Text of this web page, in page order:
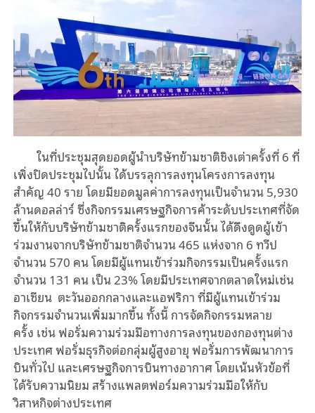
ในที่ประชุมสุดยอดผู้นำบริษัทข้ามชาติชิงเต่าครั้งที่ 6 ที่
เพิ่งปิดประชุมไปนั้น ได้บรรลุการลงทุนโครงการลงทุน
สำคัญ 40 ราย โดยมียอดมูลค่าการลงทุนเป็นจำนวน 5,930
ล้านดอลล่าร์ซึ่งกิจกรรมเศรษฐกิจการค้าระดับประเทศที่จัด
ขึ้นให้กับบริษัทข้ามชาติครั้งแรกของจีนนั้น ได้ดึงดูดผู้เข้า
ร่วมงานจากบริษัทข้ามชาติจำนวน 465 แห่งจาก 6 ทวีป
จำนวน 570 คน โดยมีผู้แทนเข้าร่วมกิจกรรมเป็นครั้งแรก
จำนวน 131 คน เป็น 23%โดยมีประเทศจากตลาดใหม่เช่น
อาเซียน ตะวันออกกลางและแอฟริกาที่มีผู้แทนเข้าร่วม
กิจกรรมจำนวนเพิ่มมากขึ้นทั้งนี้ การจัดกิจกรรมหลาย
ครั้ง เช่นฟอรั่มความร่วมมือทางการลงทุนของกองทุนต่าง
ประเทศ ฟอรั่มธุรกิจต่อกลุ่มผู้สูงอายุฟอรั่มการพัฒนาการ
บินทั่วไป และเศรษฐกิจการบินทางอากาศโดยเน้นหัวข้อที่
ได้รับความนิยม สร้างแพลตฟอร์มความร่วมมือให้กับ
วิสาหกิจต่างประเทศ